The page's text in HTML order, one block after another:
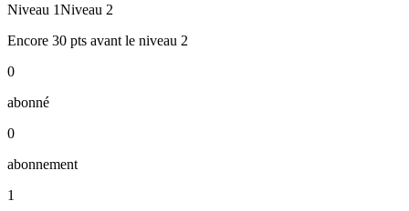
Niveau 1Niveau 2
Encore 30 pts avant le niveau 2
0
abonné
0
abonnement
1